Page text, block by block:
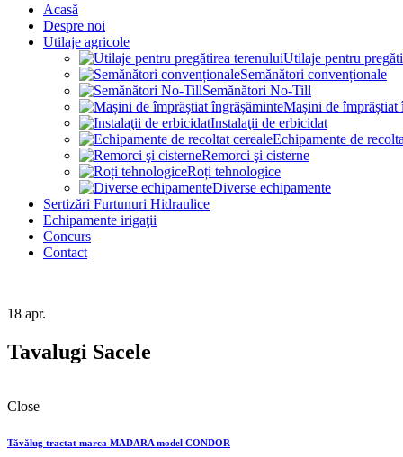
Acasă
Despre noi
Utilaje agricole
Utilaje pentru
Semănători convenționale
Semănători No-Till
Mașini de împrăștiat
Instalaţii de erbicidat
Echipamente de
Remorci şi cisterne
Roți tehnologice
Diverse echipamente
Sertizări Furtunuri Hidraulice
Echipamente irigaţii
Concurs
Contact
18 apr.
Tavalugi Sacele
Close
Tăvălug tractat marca MADARA model CONDOR